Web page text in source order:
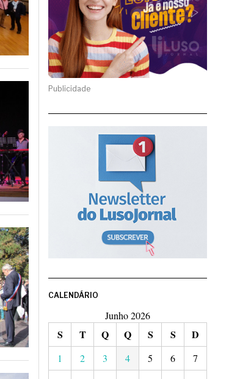
Publicidade
CALENDÁRIO
Junho 2026
S T Q Q S S D
1 2 3 4 5 6
7